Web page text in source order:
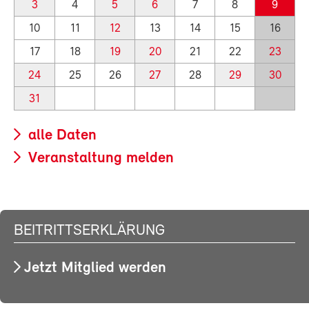
3 4 5 6 7 8
9
10
11 12 13 14 15
16
17
18 19 20 21 22
23
24
25 26 27 28 29
30
31
alle Daten
Veranstaltung melden
BEITRITTSERKLÄRUNG
Jetzt Mitglied werden